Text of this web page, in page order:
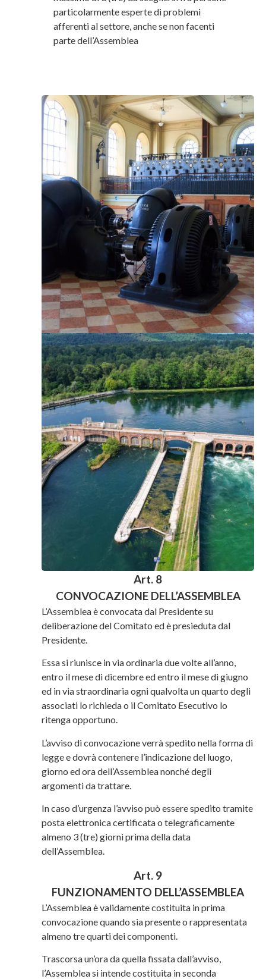
particolarmente esperte di problemi
afferenti al settore, anche se non facenti
parte dell’Assemblea
Art. 8
CONVOCAZIONE DELL’ASSEMBLEA
L’Assemblea è convocata dal Presidente su
deliberazione del Comitato ed è presieduta dal
Presidente.
Essa si riunisce in via ordinaria due volte all’anno,
entro il mese di dicembre ed entro il mese di giugno
ed in via straordinaria ogni qualvolta un quarto degli
associati lo richieda o il Comitato Esecutivo lo
ritenga opportuno.
L’avviso di convocazione verrà spedito nella forma di
legge e dovrà contenere l’indicazione del luogo,
giorno ed ora dell’Assemblea nonché degli
argomenti da trattare.
In caso d’urgenza l’avviso può essere spedito tramite
posta elettronica certificata o telegraficamente
almeno 3 (tre) giorni prima della data
dell’Assemblea.
Art. 9
FUNZIONAMENTO DELL’ASSEMBLEA
L’Assemblea è validamente costituita in prima
convocazione quando sia presente o rappresentata
almeno tre quarti dei componenti.
Trascorsa un’ora da quella fissata dall’avviso,
l’Assemblea si intende costituita in seconda